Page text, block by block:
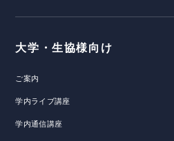
大学・生協様向け
ご案内
学内ライブ講座
学内通信講座